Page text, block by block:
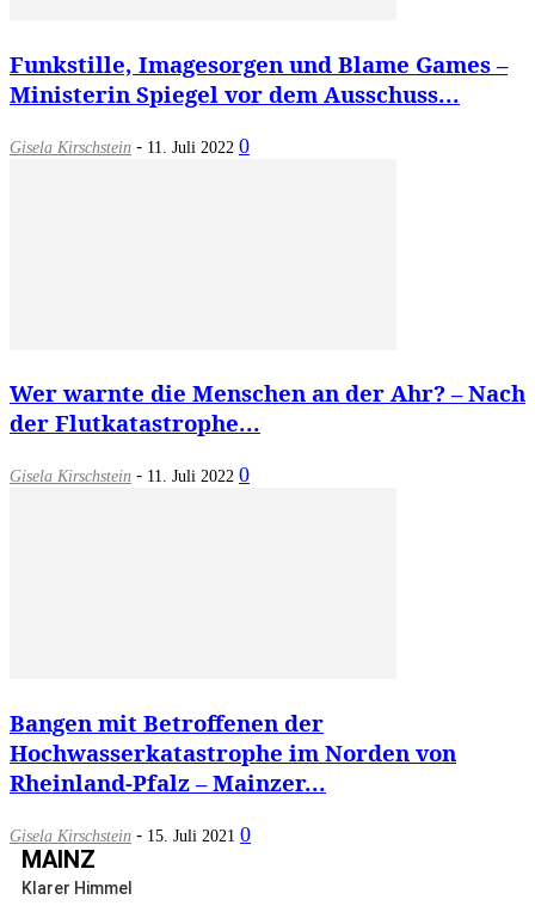
Funkstille, Imagesorgen und Blame Games –
Ministerin Spiegel vor dem Ausschuss...
Gisela Kirschstein - 11. Juli 2022 0
Wer warnte die Menschen an der Ahr? – Nach
der Flutkatastrophe...
Gisela Kirschstein - 11. Juli 2022 0
Bangen mit Betroffenen der
Hochwasserkatastrophe im Norden von
Rheinland-Pfalz – Mainzer...
Gisela Kirschstein - 15. Juli 2021 0
MAINZ
Klarer Himmel